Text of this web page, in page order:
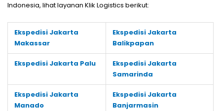
Indonesia, lihat layanan Klik Logistics berikut:
Ekspedisi Jakarta
Makassar
Ekspedisi Jakarta
Balikpapan
Ekspedisi Jakarta Palu
Ekspedisi Jakarta
Samarinda
Ekspedisi Jakarta
Manado
Ekspedisi Jakarta
Banjarmasin